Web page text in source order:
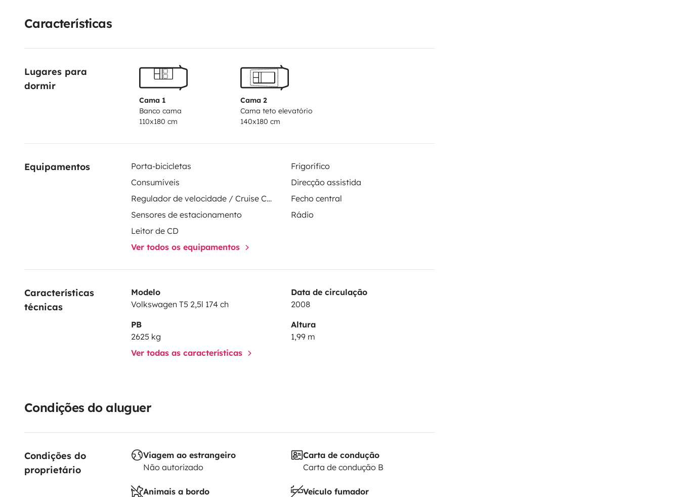
Características
Lugares para
dormir
Cama 1
Banco cama
110x180 cm
Cama 2
Cama teto elevatório
140x180 cm
Equipamentos Porta-bicicletas
Frigorífico
Consumíveis
Direcção assistida
Regulador de velocidade / Cruise Control
Fecho central
Sensores de estacionamento
Rádio
Leitor de CD
Ver todos os equipamentos
Características
técnicas
Modelo
Volkswagen T5 2,5l 174 ch
Data de circulação
2008
PB
2625 kg
Altura
1,99 m
Ver todas as características
Condições do aluguer
Condições do
proprietário
Viagem ao estrangeiro
Não autorizado
Carta de condução
Carta de condução B
Animais a bordo
Veículo fumador